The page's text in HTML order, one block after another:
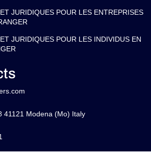
JURIDIQUES POUR LES ENTREPRISES
JURIDIQUES POUR LES INDIVIDUS EN
41121 Modena (Mo) Italy